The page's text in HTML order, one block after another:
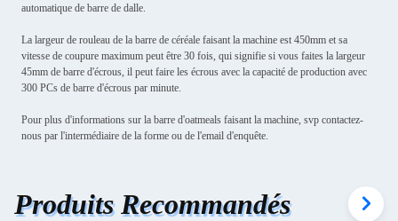
automatique de barre de dalle.
La largeur de rouleau de la barre de céréale faisant la machine est 450mm et sa
vitesse de coupure maximum peut être 30 fois, qui signifie si vous faites la largeur
45mm de barre d'écrous, il peut faire les écrous avec la capacité de production avec
300 PCs de barre d'écrous par minute.
Pour plus d'informations sur la barre d'oatmeals faisant la machine, svp contactez-
nous par l'intermédiaire de la forme ou de l'email d'enquête.
Produits Recommandés